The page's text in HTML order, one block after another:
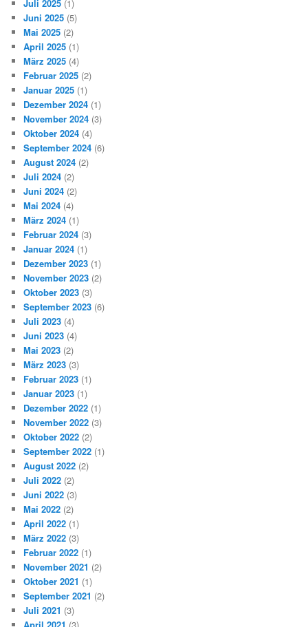
Juli 2025 (1)
Juni 2025 (5)
Mai 2025 (2)
April 2025 (1)
März 2025 (4)
Februar 2025 (2)
Januar 2025 (1)
Dezember 2024 (1)
November 2024 (3)
Oktober 2024 (4)
September 2024 (6)
August 2024 (2)
Juli 2024 (2)
Juni 2024 (2)
Mai 2024 (4)
März 2024 (1)
Februar 2024 (3)
Januar 2024 (1)
Dezember 2023 (1)
November 2023 (2)
Oktober 2023 (3)
September 2023 (6)
Juli 2023 (4)
Juni 2023 (4)
Mai 2023 (2)
März 2023 (3)
Februar 2023 (1)
Januar 2023 (1)
Dezember 2022 (1)
November 2022 (3)
Oktober 2022 (2)
September 2022 (1)
August 2022 (2)
Juli 2022 (2)
Juni 2022 (3)
Mai 2022 (2)
April 2022 (1)
März 2022 (3)
Februar 2022 (1)
November 2021 (2)
Oktober 2021 (1)
September 2021 (2)
Juli 2021 (3)